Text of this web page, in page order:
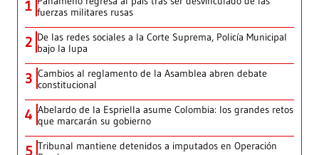
1 fuerzas militares rusas
2 De las redes sociales a la Corte Suprema, Policía Municipal
bajo la lupa
3 Cambios al reglamento de la Asamblea abren debate
constitucional
4 Abelardo de la Espriella asume Colombia: los grandes retos
que marcarán su gobierno
5 Tribunal mantiene detenidos a imputados en Operación